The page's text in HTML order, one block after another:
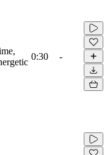
0:30 -